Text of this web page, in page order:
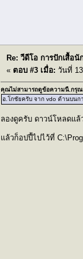
Re: วีดีโอ การปักเสื้อ
« ตอบ #3 เมื่อ: วันที่
คุณไม่สามารถดูข้อความนี้.กรุณ
อ.โกชัยครับ จาก vdo ด้านบนก
ลองดูครับ ดาวน์โหลดแล้
แล้วก็อปปี้ไปไว้ที่